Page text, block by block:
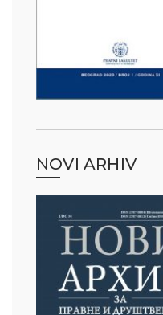
NOVI ARHIV
– Događaji